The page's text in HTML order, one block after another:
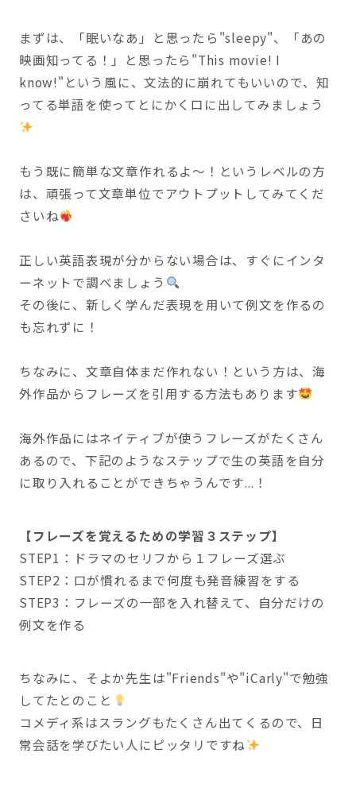
まずは、「眠いなあ」と思ったら"sleepy"、「あの
映画知ってる！」と思ったら"This movie! I
know!"という風に、文法的に崩れてもいいので、知
ってる単語を使ってとにかく口に出してみましょう
もう既に簡単な文章作れるよ〜！というレベルの方
は、頑張って文章単位でアウトプットしてみてくだ
さいね
正しい英語表現が分からない場合は、すぐにインタ
ーネットで調べましょう
その後に、新しく学んだ表現を用いて例文を作るの
も忘れずに！
ちなみに、文章自体まだ作れない！という方は、海
外作品からフレーズを引用する方法もあります
海外作品にはネイティブが使うフレーズがたくさん
あるので、下記のようなステップで生の英語を自分
に取り入れることができちゃうんです...！
【フレーズを覚えるための学習３ステップ】
STEP1：ドラマのセリフから１フレーズ選ぶ
STEP2：口が慣れるまで何度も発音練習をする
STEP3：フレーズの一部を入れ替えて、自分だけの
例文を作る
ちなみに、そよか先生は"Friends"や"iCarly"で勉強
してたとのこと
コメディ系はスラングもたくさん出てくるので、日
常会話を学びたい人にピッタリですね